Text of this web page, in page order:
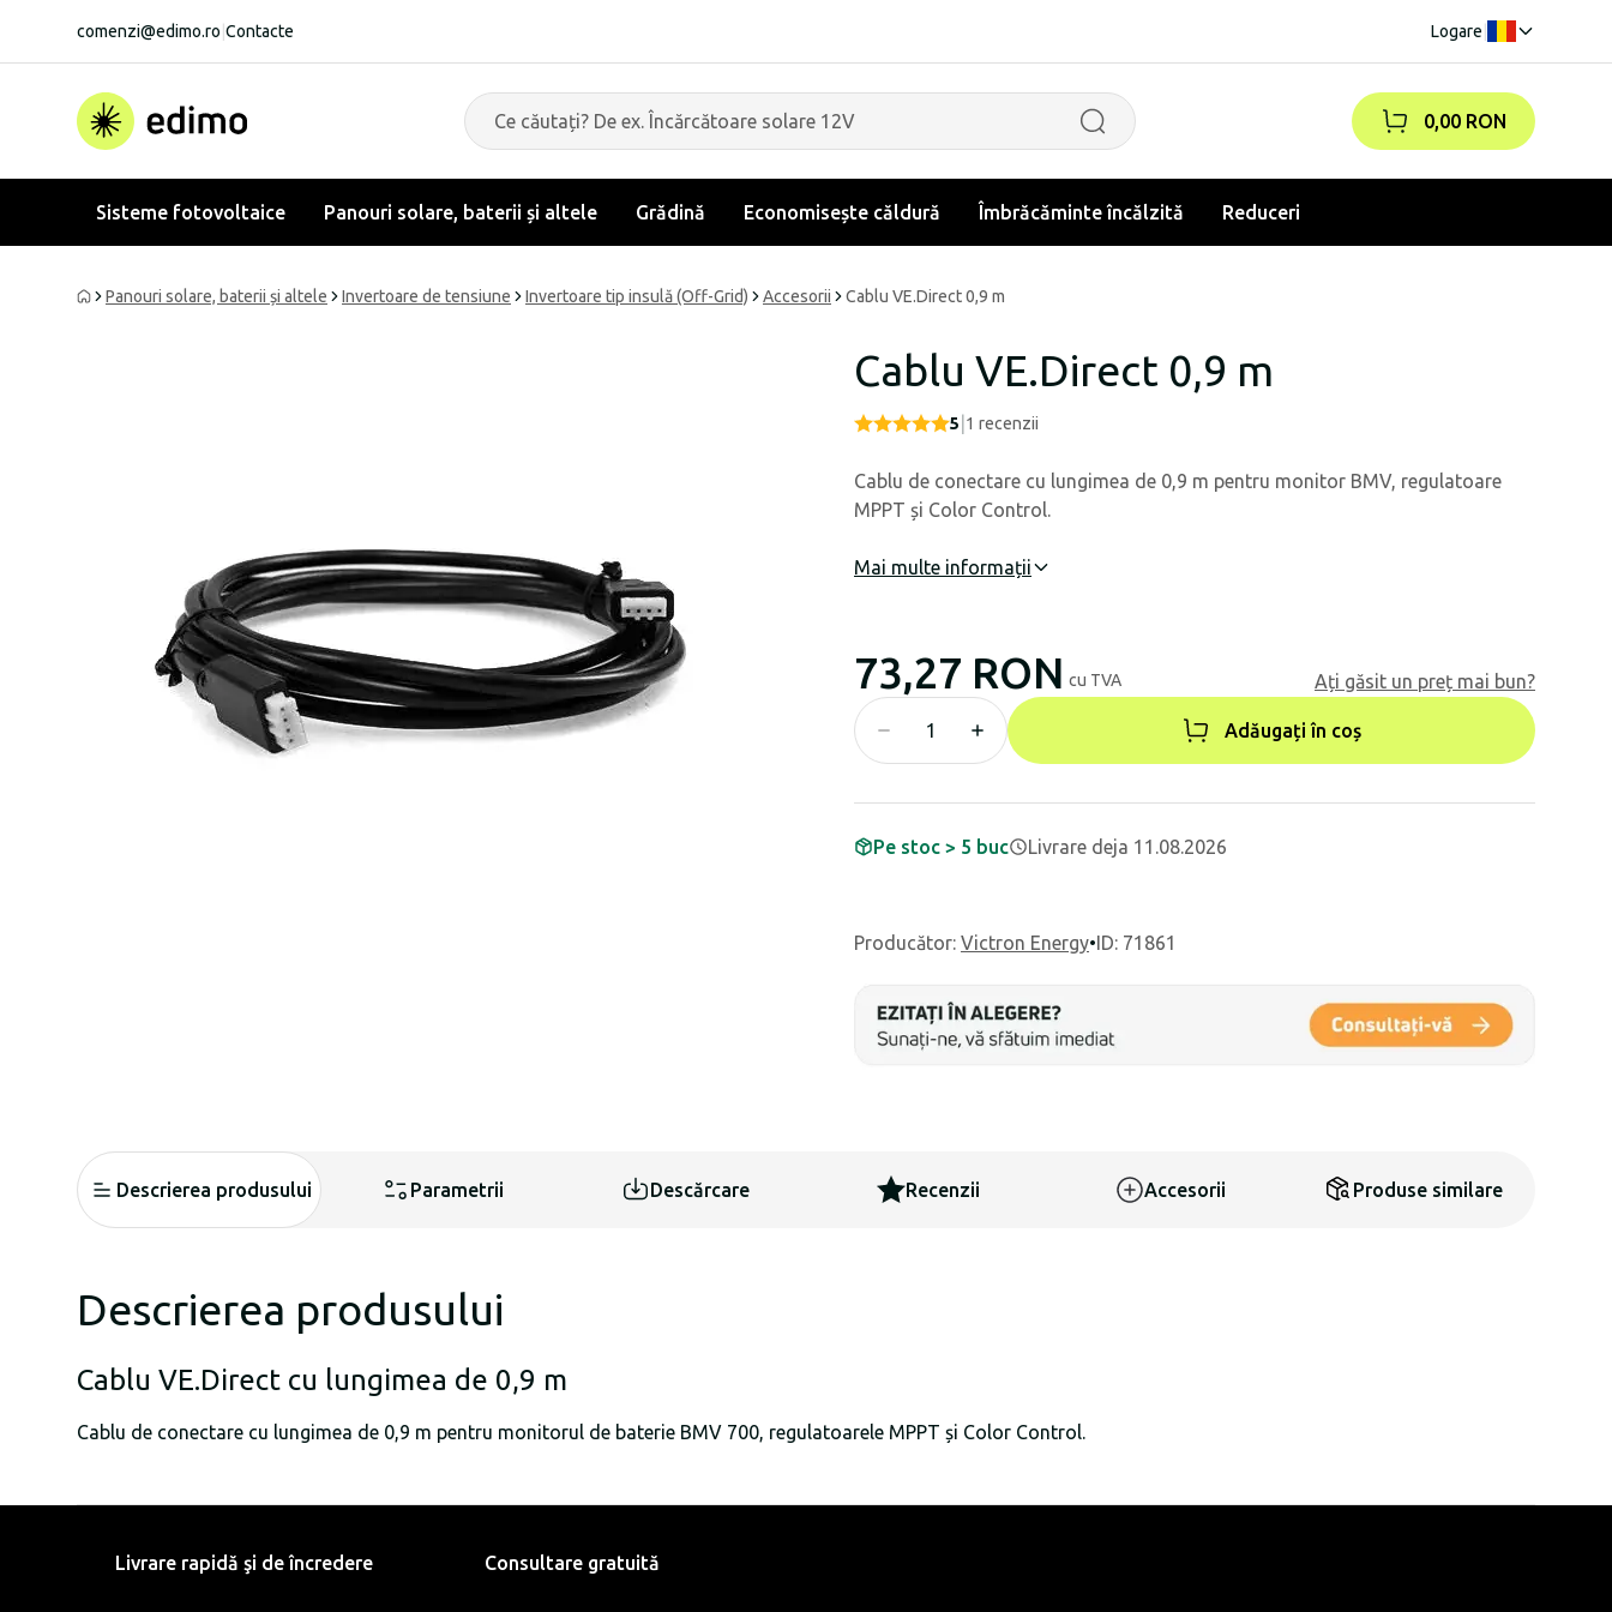
comenzi@edimo.ro Contacte Logare
0,00 RON
Sisteme fotovoltaice Panouri solare, baterii și altele Grădină Economisește căldură Îmbrăcăminte încălzită Reduceri
Panouri solare, baterii și altele Invertoare de tensiune Invertoare tip insulă (Off-Grid) Accesorii Cablu VE.Direct 0,9 m
Cablu VE.Direct 0,9 m
5 1 recenzii
Cablu de conectare cu lungimea de 0,9 m pentru monitor BMV, regulatoare
MPPT și Color Control.
Mai multe informații
73,27 RON cu TVA Ați găsit un preț mai bun?
Adăugați în coș
Pe stoc > 5 buc Livrare deja 11.08.2026
Producător: Victron Energy•ID: 71861
Descrierea produsului Parametrii Descărcare Recenzii Accesorii Produse similare
Descrierea produsului
Cablu VE.Direct cu lungimea de 0,9 m
Cablu de conectare cu lungimea de 0,9 m pentru monitorul de baterie BMV 700, regulatoarele MPPT și Color Control.
Livrare rapidă şi de încredere Consultare gratuită